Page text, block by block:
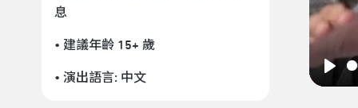
息
• 建議年齡 15+ 歲
• 演出語言: 中文 Play